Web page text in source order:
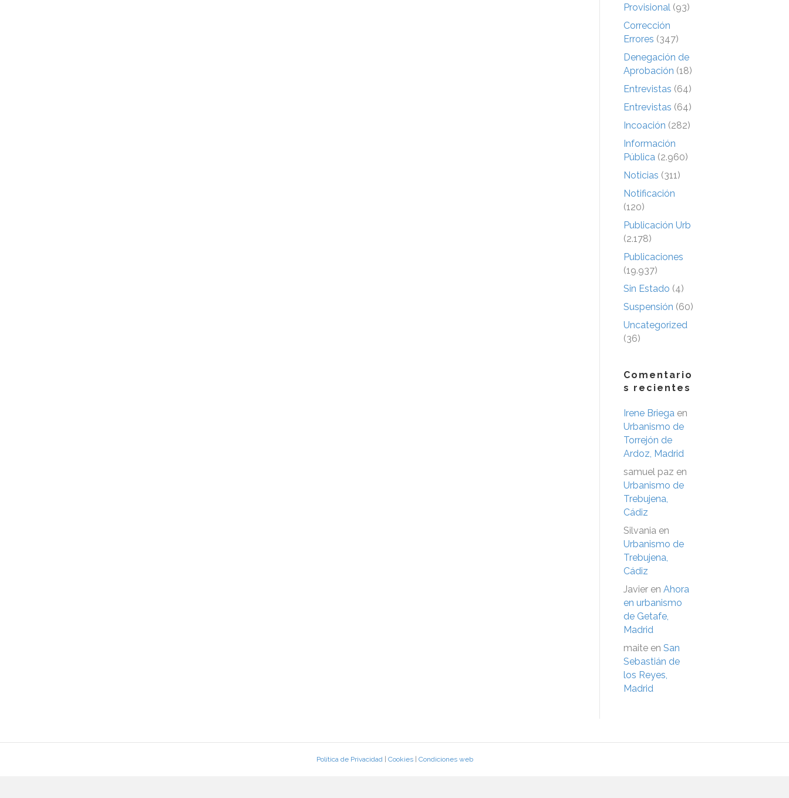
Provisional (93)
Corrección
Errores (347)
Denegación de
Aprobación (18)
Entrevistas (64)
Entrevistas (64)
Incoación (282)
Información
Pública (2.960)
Noticias (311)
Notificación
(120)
Publicación Urb
(2.178)
Publicaciones
(19.937)
Sin Estado (4)
Suspensión (60)
Uncategorized
(36)
Comentario
s recientes
Irene Briega en
Urbanismo de
Torrejón de
Ardoz, Madrid
samuel paz en
Urbanismo de
Trebujena,
Cádiz
Silvania en
Urbanismo de
Trebujena,
Cádiz
Javier en Ahora
en urbanismo
de Getafe,
Madrid
maite en San
Sebastián de
los Reyes,
Madrid
Política de Privacidad| Cookies| Condiciones web